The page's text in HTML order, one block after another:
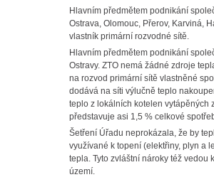
Hlavním předmětem podnikání
Ostrava, Olomouc, Přerov, Karviná,
vlastník primární rozvodné sítě.
Hlavním předmětem podnikání
Ostravy. ZTO nemá žádné zdroje
na rozvod primární sítě vlastněné
dodává na síti výlučně teplo
teplo z lokálních kotelen vytápěných
představuje asi 1,5 % celkové
Šetření Úřadu neprokázala, že by
využívané k topení (elektřiny, plyn a
tepla. Tyto zvláštní nároky též vedou
území.